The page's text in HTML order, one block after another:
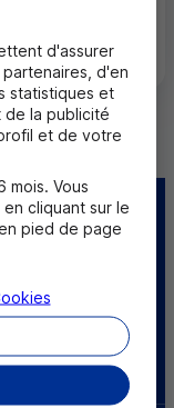
une caisse
d'assurer
d'en
statistiques et
la publicité
et de votre
mois. Vous
cliquant sur le
pied de page